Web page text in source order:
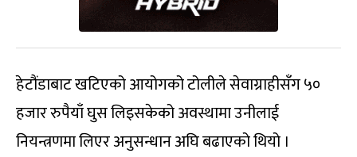
हेटौंडाबाट खटिएको आयोगको टोलीले सेवाग्राहीसँग ५०
हजार रुपैयाँ घुस लिइसकेको अवस्थामा उनीलाई
नियन्त्रणमा लिएर अनुसन्धान अघि बढाएको थियो ।